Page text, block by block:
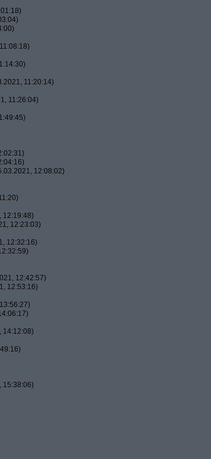
11:20:14)
11:26:04)
12:08:02)
12:19:48)
12:23:03)
12:32:16)
12:42:57)
12:53:16)
14:12:08)
15:38:06)